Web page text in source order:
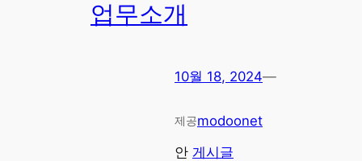
업무소개
10월 18, 2024—
제공modoonet
안 게시글